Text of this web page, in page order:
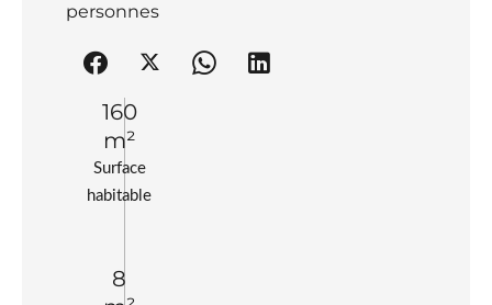
Surface
habitable
160
m²
8
personnes